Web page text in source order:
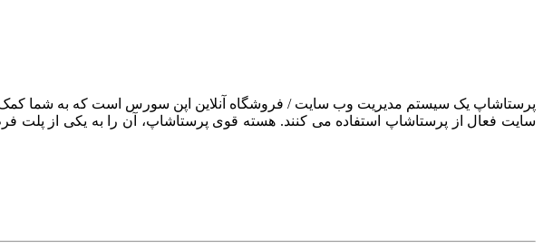
سایت فعال از پرستاشاپ استفاده می کنند. هسته قوی پرستاشاپ، آن را به یکی از پلت